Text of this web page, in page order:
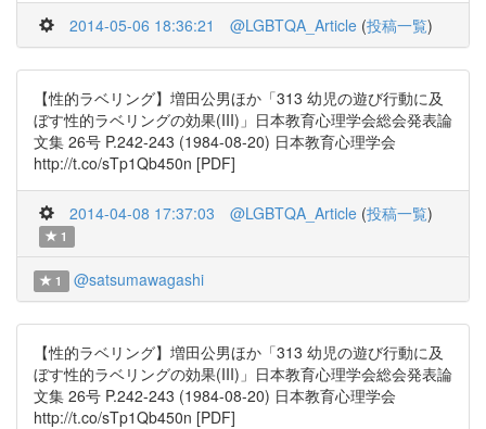
2014-05-06 18:36:21 @LGBTQA_Article (投稿一覧)
【性的ラベリング】増田公男ほか「313 幼児の遊び行動に及
ぼす性的ラベリングの効果(III)」日本教育心理学会総会発表論
文集 26号 P.242-243 (1984-08-20) 日本教育心理学会
http://t.co/sTp1Qb450n [PDF]
2014-04-08 17:37:03 @LGBTQA_Article (投稿一覧)
1
1 @satsumawagashi
【性的ラベリング】増田公男ほか「313 幼児の遊び行動に及
ぼす性的ラベリングの効果(III)」日本教育心理学会総会発表論
文集 26号 P.242-243 (1984-08-20) 日本教育心理学会
http://t.co/sTp1Qb450n [PDF]